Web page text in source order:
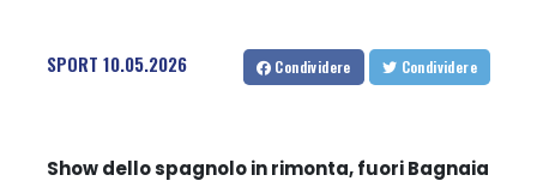
SPORT 10.05.2026 Condividere Condividere
Show dello spagnolo in rimonta, fuori Bagnaia